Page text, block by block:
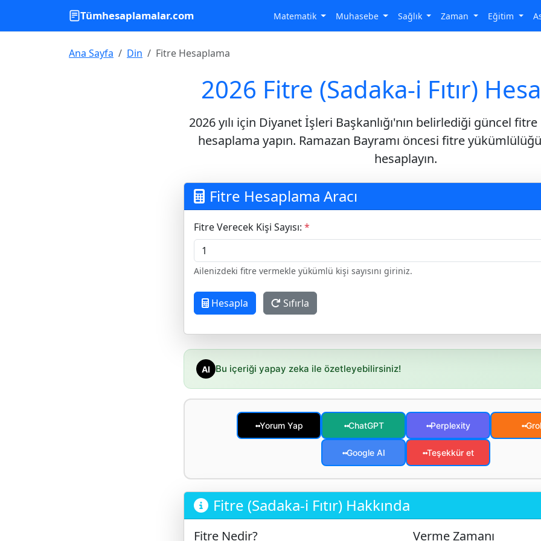
Tümhesaplamalar.com Matematik Muhasebe Sağlık Zaman Eğitim
Ana Sayfa Din Fitre Hesaplama
2026 Fitre (Sadaka-i Fıtır)
2026 yılı için Diyanet İşleri Başkanlığı'nın belirlediği güncel
hesaplama yapın. Ramazan Bayramı öncesi fitre
hesaplayın.
Fitre Hesaplama Aracı
Fitre Verecek Kişi Sayısı: *
Ailenizdeki fitre vermekle yükümlü kişi sayısını giriniz.
Hesapla Sıfırla
AI Bu içeriği yapay zeka ile özetleyebilirsiniz!
••Yorum Yap ••ChatGPT ••Perplexity ••
••Google AI ••Teşekkür et
Fitre (Sadaka-i Fıtır) Hakkında
Fitre Nedir? Verme Zamanı